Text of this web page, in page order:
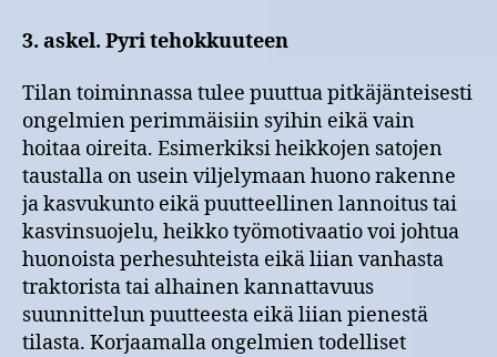
3. askel. Pyri tehokkuuteen
Tilan toiminnassa tulee puuttua pitkäjänteisesti
ongelmien perimmäisiin syihin eikä vain
hoitaa oireita. Esimerkiksi heikkojen satojen
taustalla on usein viljelymaan huono rakenne
ja kasvukunto eikä puutteellinen lannoitus tai
kasvinsuojelu, heikko työmotivaatio voi johtua
huonoista perhesuhteista eikä liian vanhasta
traktorista tai alhainen kannattavuus
suunnittelun puutteesta eikä liian pienestä
tilasta. Korjaamalla ongelmien todelliset